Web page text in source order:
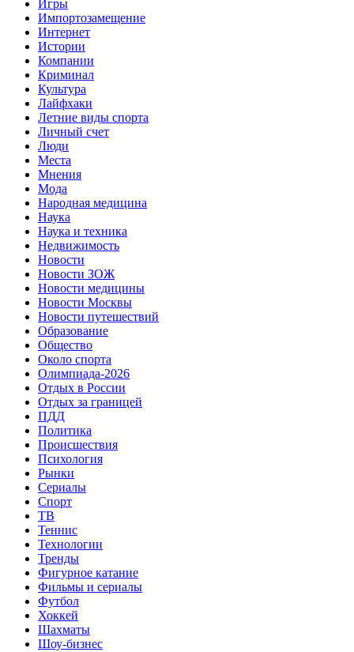
Игры
Импортозамещение
Интернет
Истории
Компании
Криминал
Культура
Лайфхаки
Летние виды спорта
Личный счет
Люди
Места
Мнения
Мода
Народная медицина
Наука
Наука и техника
Недвижимость
Новости
Новости ЗОЖ
Новости медицины
Новости Москвы
Новости путешествий
Образование
Общество
Около спорта
Олимпиада-2026
Отдых в России
Отдых за границей
ПДД
Политика
Происшествия
Психология
Рынки
Сериалы
Спорт
ТВ
Теннис
Технологии
Тренды
Фигурное катание
Фильмы и сериалы
Футбол
Хоккей
Шахматы
Шоу-бизнес